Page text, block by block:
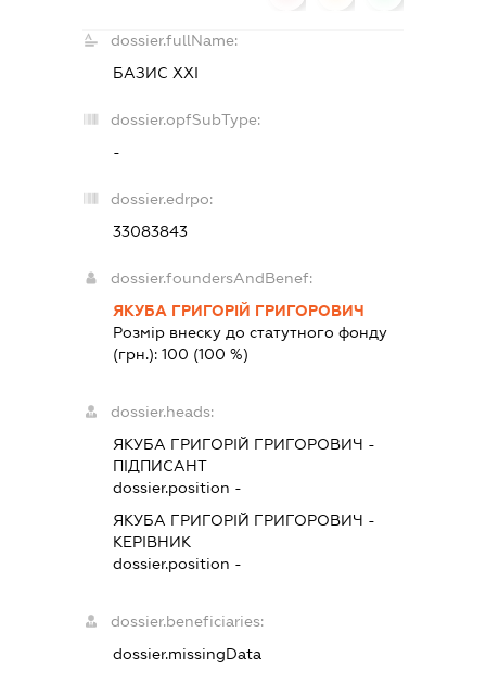
dossier.fullName:
БАЗИС ХХІ
dossier.opfSubType:
-
dossier.edrpo:
33083843
dossier.foundersAndBenef:
ЯКУБА ГРИГОРІЙ ГРИГОРОВИЧ
Розмір внеску до статутного фонду
(грн.):100 (100 %)
dossier.heads:
ЯКУБА ГРИГОРІЙ ГРИГОРОВИЧ -
ПІДПИСАНТ
dossier.position -
ЯКУБА ГРИГОРІЙ ГРИГОРОВИЧ -
КЕРІВНИК
dossier.position -
dossier.beneficiaries:
dossier.missingData